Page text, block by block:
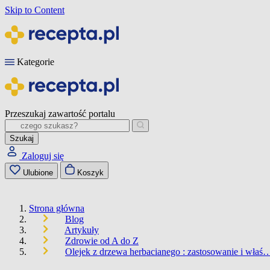
Skip to Content
Kategorie
Przeszukaj zawartość portalu
Szukaj
Zaloguj się
Ulubione Koszyk
Strona główna
Blog
Artykuły
Zdrowie od A do Z
Olejek z drzewa herbacianego : zastosowanie i